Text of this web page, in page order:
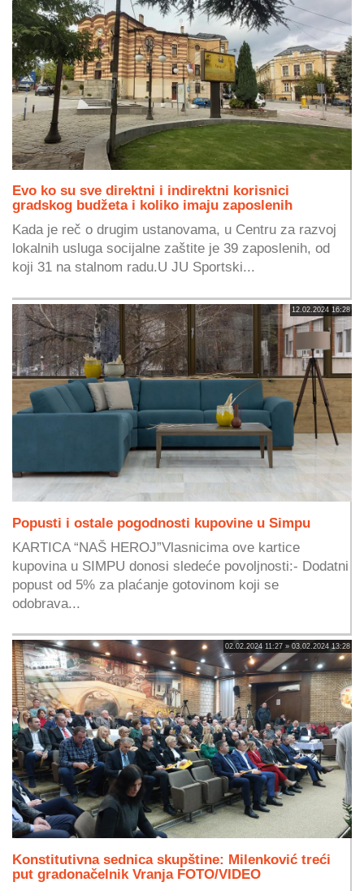
Evo ko su sve direktni i indirektni korisnici
gradskog budžeta i koliko imaju zaposlenih
Kada je reč o drugim ustanovama, u Centru za razvoj
lokalnih usluga socijalne zaštite je 39 zaposlenih, od
koji 31 na stalnom radu.U JU Sportski...
12.02.2024 16:28
Popusti i ostale pogodnosti kupovine u Simpu
KARTICA “NAŠ HEROJ”Vlasnicima ove kartice
kupovina u SIMPU donosi sledeće povoljnosti:- Dodatni
popust od 5% za plaćanje gotovinom koji se
odobrava...
02.02.2024 11:27 » 03.02.2024 13:28
Konstitutivna sednica skupštine: Milenković treći
put gradonačelnik Vranja FOTO/VIDEO